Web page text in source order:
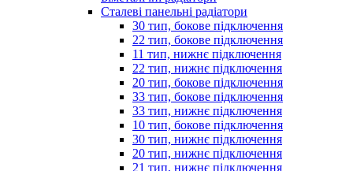
Сталеві панельні радіатори
30 тип, бокове підключення
22 тип, бокове підключення
11 тип, нижнє підключення
22 тип, нижнє підключення
20 тип, бокове підключення
33 тип, бокове підключення
33 тип, нижнє підключення
10 тип, бокове підключення
30 тип, нижнє підключення
20 тип, нижнє підключення
21 тип, нижнє підключення